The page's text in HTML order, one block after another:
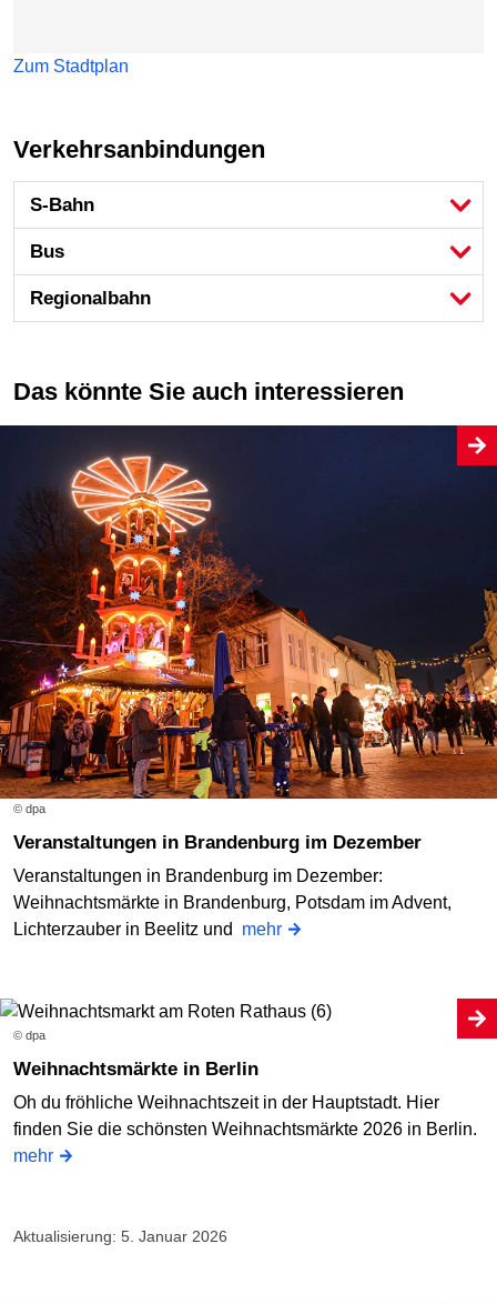
Zum Stadtplan
Verkehrsanbindungen
S-Bahn
Bus
Regional­bahn
Das könnte Sie auch interessieren
© dpa
Veranstaltungen in Brandenburg im Dezember
Veranstaltungen in Brandenburg im Dezember:
Weihnachtsmärkte in Brandenburg, Potsdam im Advent,
Lichterzauber in Beelitz und mehr
© dpa
Weihnachtsmärkte in Berlin
Oh du fröhliche Weihnachtszeit in der Hauptstadt. Hier
finden Sie die schönsten Weihnachtsmärkte 2026 in Berlin.
mehr
Aktualisierung: 5. Januar 2026